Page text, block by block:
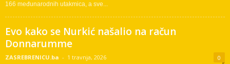
166 međunarodnih utakmica, a sve...
Evo kako se Nurkić našalio na račun
Donnarumme
ZASREBRENICU.ba - 1 travnja, 2026 0